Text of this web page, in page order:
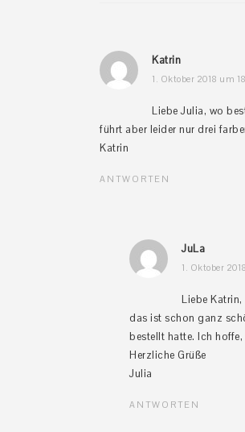
Katrin
1. Oktober 2018 um
Liebe Julia, wo
führt aber leider nur drei
Katrin
ANTWORTEN
JuLa
1. Oktober
Liebe Katrin,
das ist schon ganz
bestellt hatte. Ich
Herzliche Grüße
Julia
ANTWORTEN